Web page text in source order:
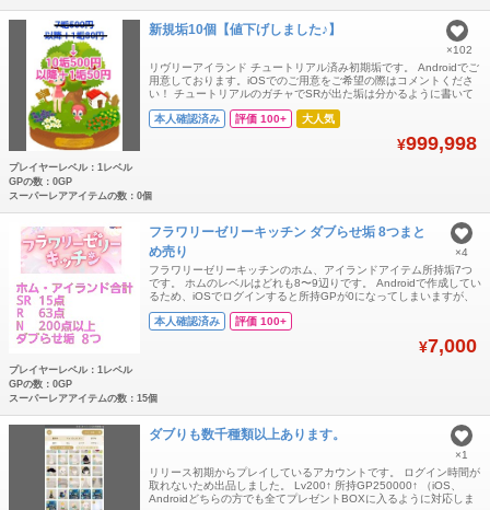
新規垢10個【値下げしました♪】
リヴリーアイランド チュートリアル済み初期垢です。 Androidでご
用意しております。iOSでのご用意をご希望の際はコメントくださ
い！ チュートリアルのガチャでSRが出た垢は分かるように書いて
しするのが遅くなってしまう場合もございますので、ご了承いただ
本人確認済み 評価 100+ 大人気
¥999,998
×102
プレイヤーレベル：1レベル
GPの数：0GP
スーパーレアアイテムの数：0個
フラワリーゼリーキッチン ダブらせ垢 8つまと
め売り
フラワリーゼリーキッチンのホム、アイランドアイテム所持垢7つ
です。 ホムのレベルはどれも8〜9辺りです。 Androidで作成してい
るため、iOSでログインすると所持GPが0になってしまいますが、
とおもいます。 購入後、アイテムをどのように使うか(企画、交
本人確認済み 評価 100+
¥7,000
×4
プレイヤーレベル：1レベル
GPの数：0GP
スーパーレアアイテムの数：15個
ダブりも数千種類以上あります。
リリース初期からプレイしているアカウントです。 ログイン時間が
取れないため出品しました。 Lv200↑ 所持GP250000↑ （iOS、
Androidどちらの方でも全てプレゼントBOXに入るように対応しま
×1